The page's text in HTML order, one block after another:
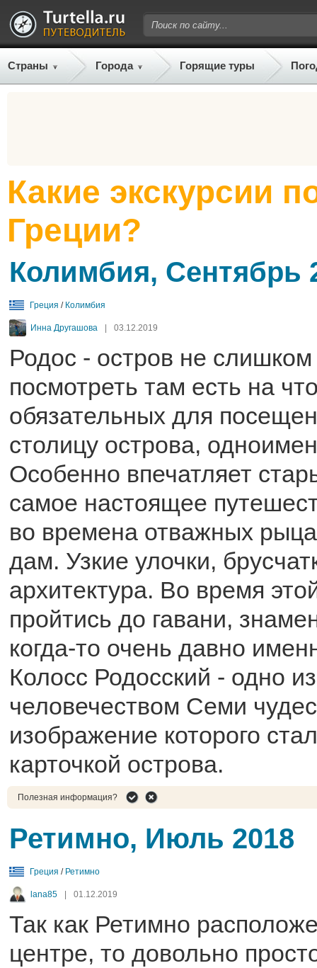
Страны Города Горящие туры
Какие экскурсии
Греции?
Колимбия, Сентябрь
Греция / Колимбия
Инна Другашова 03.12.2019
Родос - остров не
посмотреть там есть на
обязательных для
столицу острова,
Особенно впечатляет
самое настоящее
во времена отважных
дам. Узкие улочки,
архитектура. Во время
пройтись до гавани,
когда-то очень давно
Колосс Родосский - одно
человечеством Семи
изображение которого
карточкой острова.
Полезная информация?
Ретимно, Июль 2018
Греция / Ретимно
lana85 01.12.2019
Так как Ретимно
центре, то довольно